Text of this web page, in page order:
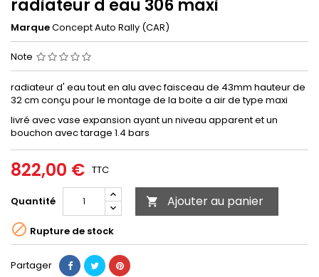
radiateur d eau 306 maxi
MarqueConcept Auto Rally (CAR)
Note
radiateur d' eau tout en alu avec faisceau de 43mm hauteur de
32 cm conçu pour le montage de la boite a air de type maxi
livré avec vase expansion ayant un niveau apparent et un
bouchon avec tarage 1.4 bars
822,00 € TTC
Quantité  Ajouter au panier
 Rupture de stock
Partager